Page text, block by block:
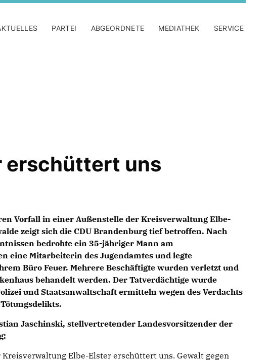
PARTEI ABGEORDNETE MEDIATHEK SERVICE
erschüttert uns
Vorfall in einer Außenstelle der Kreisverwaltung Elbe-
zeigt sich die CDU Brandenburg tief betroffen. Nach
bedrohte ein 35-jähriger Mann am
eine Mitarbeiterin des Jugendamtes und legte
Büro Feuer. Mehrere Beschäftigte wurden verletzt und
behandelt werden. Der Tatverdächtige wurde
und Staatsanwaltschaft ermitteln wegen des Verdachts
Jaschinski, stellvertretender Landesvorsitzender der
Elbe-Elster erschüttert uns. Gewalt gegen